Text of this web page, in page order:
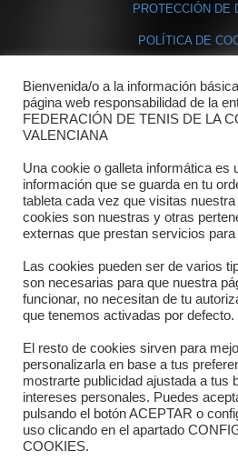
PROTECCIÓN DE
POLÍTICA DE
Dónde
Directorio
Horario
Formulario de
Copyright © 2025 FTCV
Bienvenida/o a la información
página web responsabilidad de la
FEDERACIÓN DE TENIS DE LA
VALENCIANA
Una cookie o galleta informática es
información que se guarda en tu
tableta cada vez que visitas
cookies son nuestras y otras
externas que prestan servicios
Las cookies pueden ser de varios
son necesarias para que nuestra
funcionar, no necesitan de tu
que tenemos activadas por defecto.
El resto de cookies sirven para
personalizarla en base a tus
mostrarte publicidad ajustada a tus
intereses personales. Puedes
pulsando el botón ACEPTAR o
uso clicando en el apartado
COOKIES.